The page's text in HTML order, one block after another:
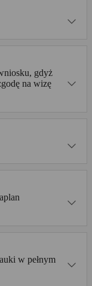
gdyż
na wizę
w pełnym